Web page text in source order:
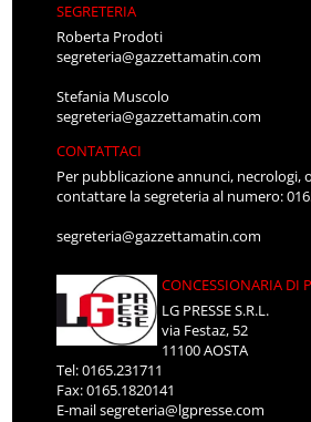
SEGRETERIA
Roberta Prodoti
segreteria@gazzettamatin.com
Stefania Muscolo
segreteria@gazzettamatin.com
CONTATTACI
Per pubblicazione annunci, necrologi,
contattare la segreteria al numero:
segreteria@gazzettamatin.com
CONCESSIONARIA DI
LG PRESSE S.R.L.
via Festaz, 52
11100 AOSTA
Tel: 0165.231711
Fax: 0165.1820141
E-mailsegreteria@lgpresse.com